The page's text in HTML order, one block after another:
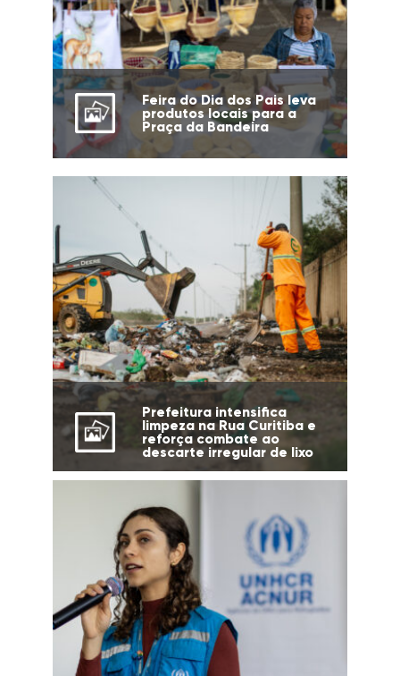
Feira do Dia dos Pais leva
produtos locais para a
Praça da Bandeira
Prefeitura intensifica
limpeza na Rua Curitiba e
reforça combate ao
descarte irregular de lixo